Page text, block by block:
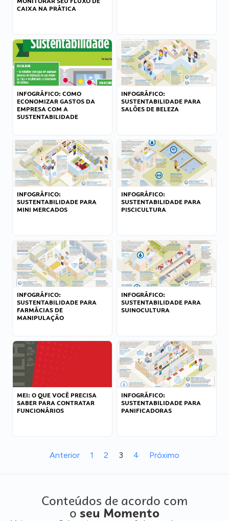
CAIXA NA PRÁTICA
INFOGRÁFICO: COMO
ECONOMIZAR GASTOS DA
EMPRESA COM A
SUSTENTABILIDADE
INFOGRÁFICO:
SUSTENTABILIDADE PARA
SALÕES DE BELEZA
INFOGRÁFICO:
SUSTENTABILIDADE PARA
MINI MERCADOS
INFOGRÁFICO:
SUSTENTABILIDADE PARA
PISCICULTURA
INFOGRÁFICO:
SUSTENTABILIDADE PARA
FARMÁCIAS DE
MANIPULAÇÃO
INFOGRÁFICO:
SUSTENTABILIDADE PARA
SUINOCULTURA
MEI: O QUE VOCÊ PRECISA
SABER PARA CONTRATAR
FUNCIONÁRIOS
INFOGRÁFICO:
SUSTENTABILIDADE PARA
PANIFICADORAS
Anterior 1 2 3 4 Próximo
Conteúdos de acordo com
o seu Momento